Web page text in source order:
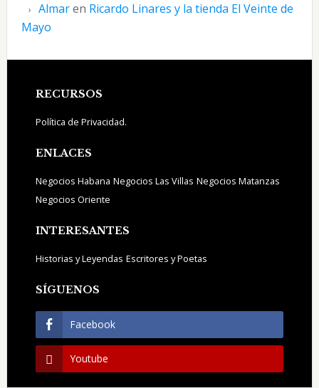
Almaren Ricardo Linares y la tienda El Veinte de
Mayo
Footer
RECURSOS
Política de Privacidad.
ENLACES
Negocios Habana Negocios Las Villas Negocios Matanzas
Negocios Oriente
INTERESANTES
Historias y Leyendas Escritores y Poetas
SÍGUENOS
Facebook
Youtube